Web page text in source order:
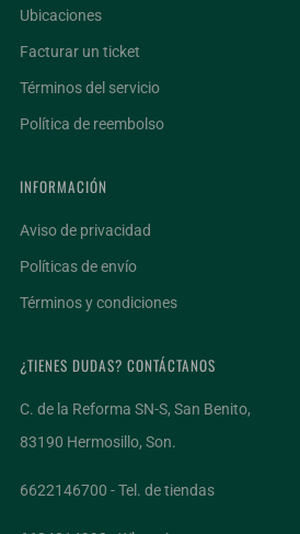
Ubicaciones
Facturar un ticket
Términos del servicio
Política de reembolso
INFORMACIÓN
Aviso de privacidad
Políticas de envío
Términos y condiciones
¿TIENES DUDAS? CONTÁCTANOS
C. de la Reforma SN-S, San Benito,
83190 Hermosillo, Son.
6622146700 - Tel. de tiendas